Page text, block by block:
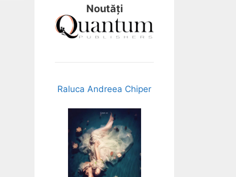
Noutăți
Raluca Andreea Chiper